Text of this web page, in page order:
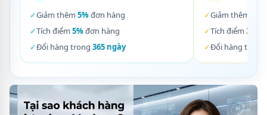
✓Giảm thêm 5%đơn hàng
✓Tích điểm 5%đơn hàng
✓Đổi hàng trong 365 ngày
✓Giảm thêm
✓Tích điểm 3%
✓Đổi hàng trong